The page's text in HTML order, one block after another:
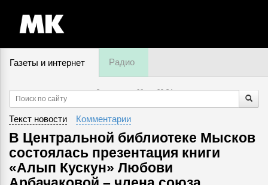
Газеты и интернет Радио
8 августа, суббота,09:34
Текст новости Комментарии
В Центральной библиотеке Мысков
состоялась презентация книги
«Алып Кускун» Любови